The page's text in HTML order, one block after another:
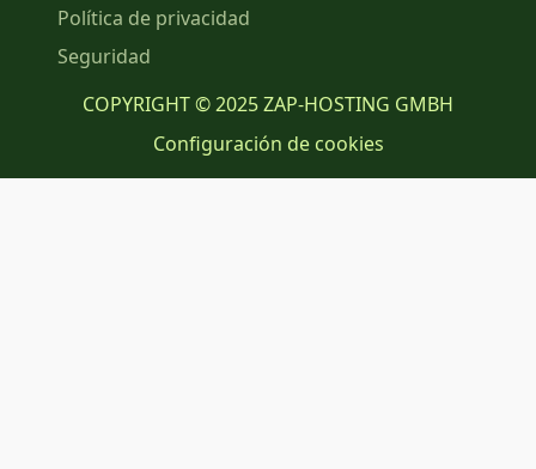
Política de privacidad
Seguridad
COPYRIGHT © 2025 ZAP-HOSTING GMBH
Configuración de cookies